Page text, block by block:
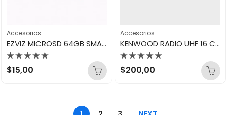
Accesorios
EZVIZ MICROSD 64GB SMART MICROSD CARD
Valorado
con
$15,00
Accesorios
KENWOOD RADIO UHF 16 CANALES TK 3000
Valorado
con
$200,00